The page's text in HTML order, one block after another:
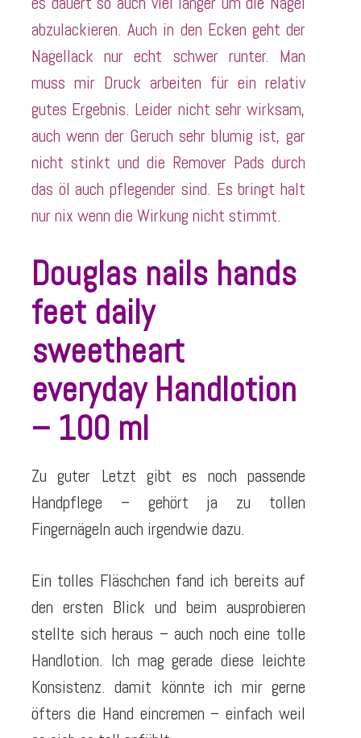
abzulackieren. Auch in den Ecken geht der
Nagellack nur echt schwer runter. Man
muss mir Druck arbeiten für ein relativ
gutes Ergebnis. Leider nicht sehr wirksam,
auch wenn der Geruch sehr blumig ist, gar
nicht stinkt und die Remover Pads durch
das öl auch pflegender sind. Es bringt halt
nur nix wenn die Wirkung nicht stimmt.
Douglas nails hands
feet daily
sweetheart
everyday Handlotion
– 100 ml
Zu guter Letzt gibt es noch passende
Handpflege – gehört ja zu tollen
Fingernägeln auch irgendwie dazu.
Ein tolles Fläschchen fand ich bereits auf
den ersten Blick und beim ausprobieren
stellte sich heraus – auch noch eine tolle
Handlotion. Ich mag gerade diese leichte
Konsistenz. damit könnte ich mir gerne
öfters die Hand eincremen – einfach weil